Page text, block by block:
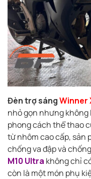
Đèn trợ sángWinner
nhỏ gọn nhưng không
phong cách thể thao
từ nhôm cao cấp, sản
chống va đập và
M10 Ultra không chỉ
còn là một món phụ